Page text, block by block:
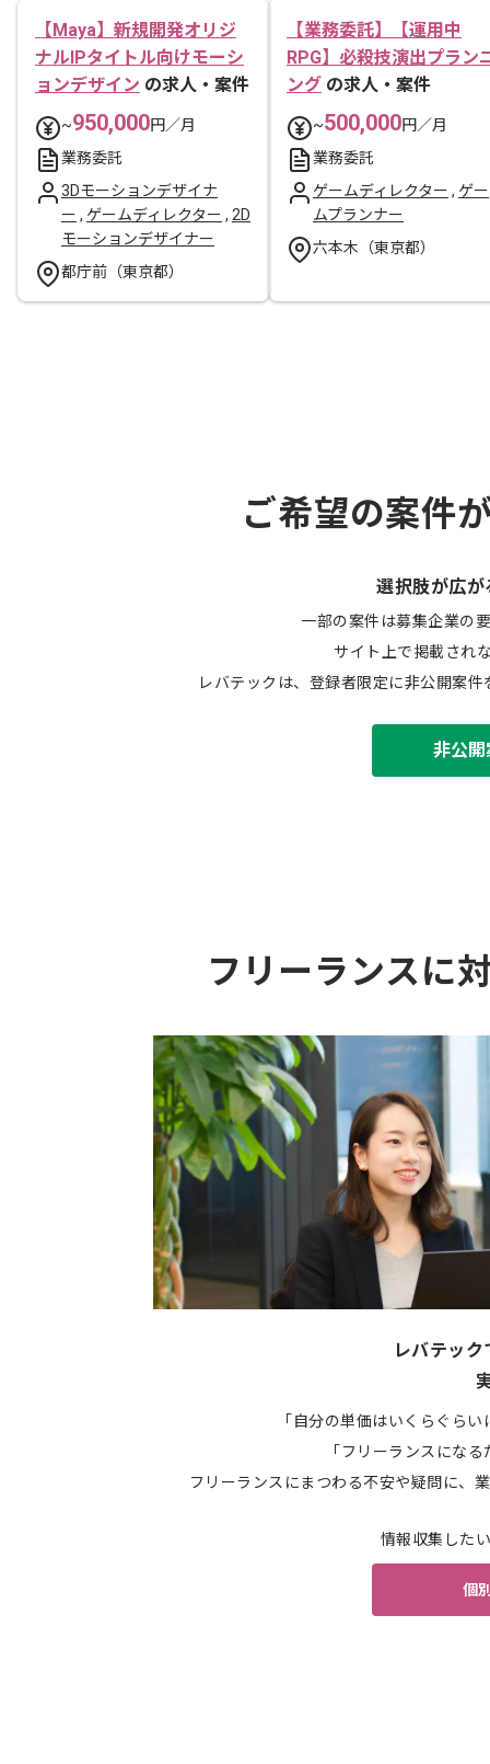
【Maya】新規開発オリジ
ナルIPタイトル向けモーシ
ョンデザイン の求人・案件
~950,000円／月
業務委託
3Dモーションデザイナ
ー , ゲームディレクター , 2D
モーションデザイナー
都庁前（東京都）
【業務委託】【運用中
RPG】必殺技演出プラン
ング の求人・案件
~500,000円／月
業務委託
ゲームディレクター , ゲー
ムプランナー
六本木（東京都）
ご希望の案件
選択肢が広が
一部の案件は募集企業の
サイト上で掲載され
レバテックは、登録者限定に非公開案
非公
フリーランスに
レバテッ
「自分の単価はいくらぐら
「フリーランスにな
フリーランスにまつわる不安や疑問に、
情報収集した
個